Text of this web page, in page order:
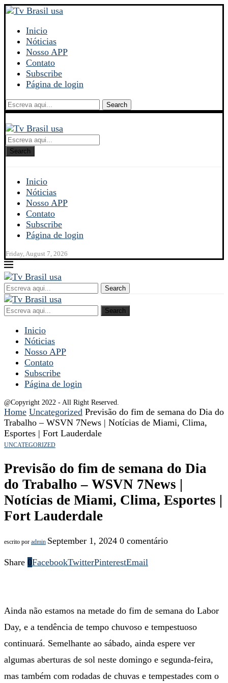
Inicio
Nóticias
Nosso APP
Contato
Subscribe
Página de login
Search
Search
Inicio
Nóticias
Nosso APP
Contato
Subscribe
Página de login
Friday, August 7, 2026
Search
Search
Inicio
Nóticias
Nosso APP
Contato
Subscribe
Página de login
@Copyright 2022 - All Right Reserved.
Home Uncategorized Previsão do fim de semana do Dia do
Trabalho – WSVN 7News | Notícias de Miami, Clima,
Esportes | Fort Lauderdale
UNCATEGORIZED
Previsão do fim de semana do Dia
do Trabalho – WSVN 7News |
Notícias de Miami, Clima, Esportes |
Fort Lauderdale
escrito por admin September 1, 2024 0 comentário
Share 0FacebookTwitterPinterestEmail
Ainda não estamos na metade do fim de semana do Labor
Day, e a tendência de tempo chuvoso e tempestuoso
continuará. Semelhante ao sábado, ainda espere ver
algumas aberturas de sol neste domingo e segunda-feira,
mas também com rodadas de chuvas e tempestades com o